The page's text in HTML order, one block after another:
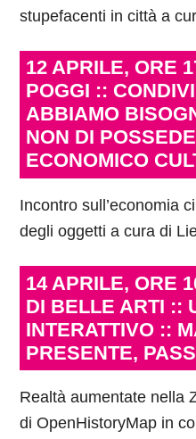
stupefacenti in città a
12 APRILE, ORE
POGGI ::
ABBIAMO
NON DI
ECONOMICO
Incontro sull’economia
degli oggetti a cura di
14 APRILE, ORE
DI BELLE ARTI ::
INTERATTIVO ::
PRESENTE,
Realtà aumentate nella
di OpenHistoryMap in